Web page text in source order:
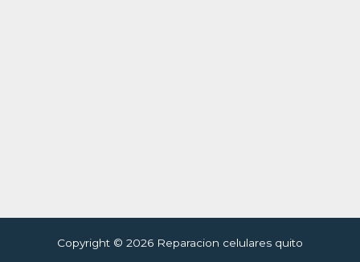
Copyright © 2026 Reparacion celulares quito